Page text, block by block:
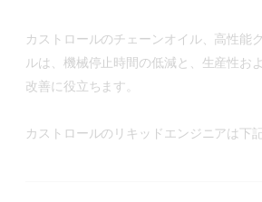
カストロールのチェーンオイル、高性能
ルは、機械停止時間の低減と、生産性お
改善に役立ちます。
カストロールのリキッドエンジニアは下